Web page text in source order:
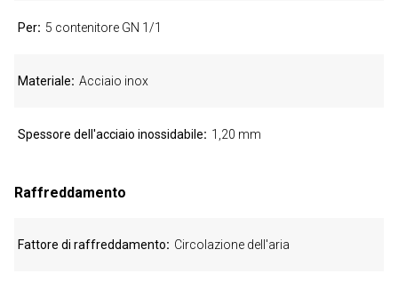
Per 5 contenitore GN 1/1
Materiale Acciaio inox
Spessore dell'acciaio inossidabile 1,20 mm
Raffreddamento
Fattore di raffreddamento Circolazione dell'aria